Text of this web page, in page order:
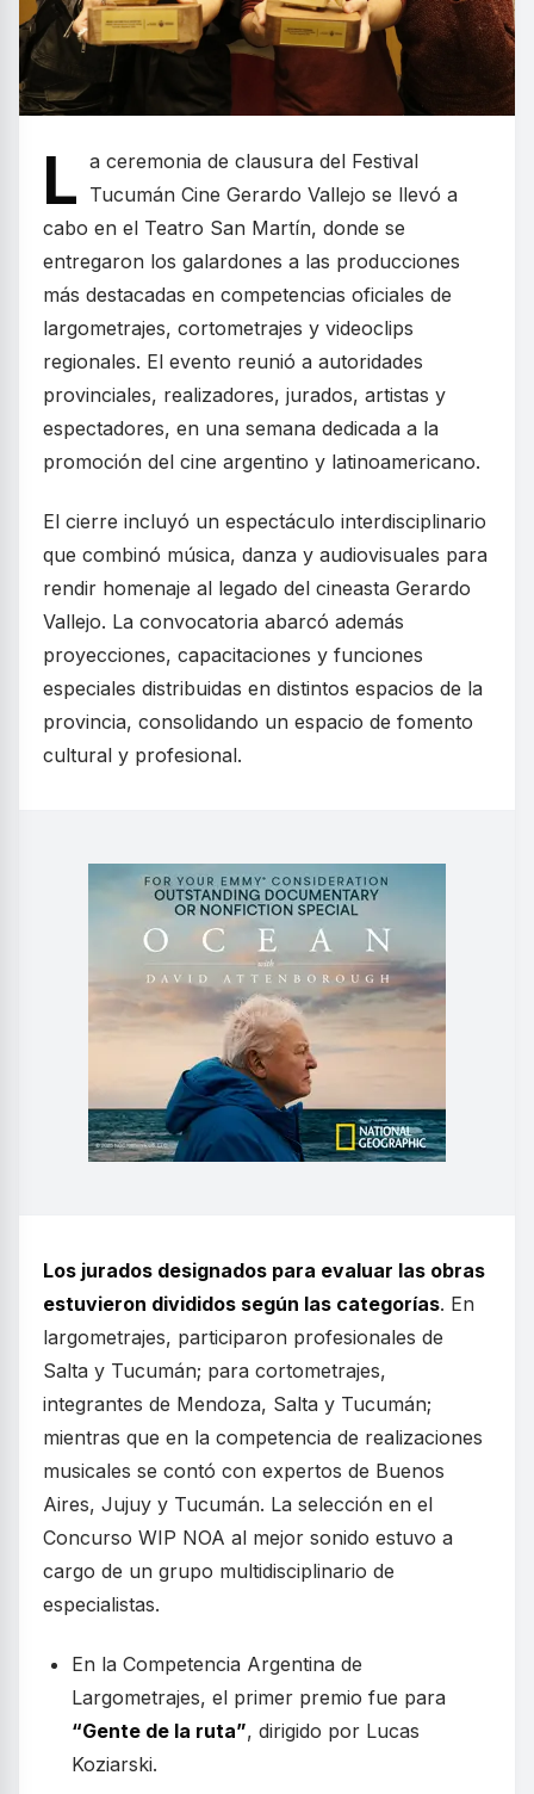
L a ceremonia de clausura del Festival
Tucumán Cine Gerardo Vallejo se llevó a
cabo en el Teatro San Martín, donde se
entregaron los galardones a las producciones
más destacadas en competencias oficiales de
largometrajes, cortometrajes y videoclips
regionales. El evento reunió a autoridades
provinciales, realizadores, jurados, artistas y
espectadores, en una semana dedicada a la
promoción del cine argentino y latinoamericano.
El cierre incluyó un espectáculo interdisciplinario
que combinó música, danza y audiovisuales para
rendir homenaje al legado del cineasta Gerardo
Vallejo. La convocatoria abarcó además
proyecciones, capacitaciones y funciones
especiales distribuidas en distintos espacios de la
provincia, consolidando un espacio de fomento
cultural y profesional.
Los jurados designados para evaluar las obras
estuvieron divididos según las categorías. En
largometrajes, participaron profesionales de
Salta y Tucumán; para cortometrajes,
integrantes de Mendoza, Salta y Tucumán;
mientras que en la competencia de realizaciones
musicales se contó con expertos de Buenos
Aires, Jujuy y Tucumán. La selección en el
Concurso WIP NOA al mejor sonido estuvo a
cargo de un grupo multidisciplinario de
especialistas.
En la Competencia Argentina de
Largometrajes, el primer premio fue para
“Gente de la ruta”, dirigido por Lucas
Koziarski.